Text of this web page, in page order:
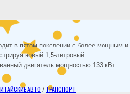
в пятом поколении с более мощным и
новый 1,5-литровый
двигатель мощностью 133 кВт
АВТО / ТРАНСПОРТ